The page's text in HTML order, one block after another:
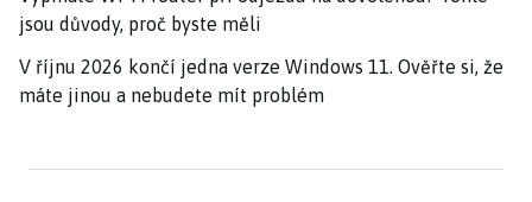
jsou důvody, proč byste měli
V říjnu 2026 končí jedna verze Windows 11. Ověřte si, že
máte jinou a nebudete mít problém